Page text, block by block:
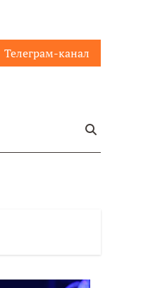
Телеграм-канал